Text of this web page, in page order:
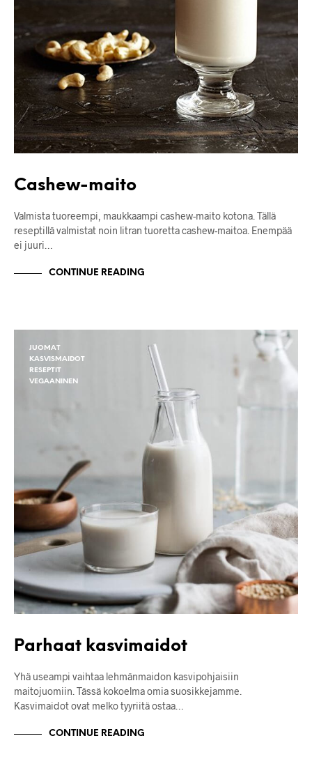
Cashew-maito
Valmista tuoreempi, maukkaampi cashew-maito kotona. Tällä
reseptillä valmistat noin litran tuoretta cashew-maitoa. Enempää
ei juuri…
CONTINUE READING
JUOMAT
KASVISMAIDOT
RESEPTIT
VEGAANINEN
Parhaat kasvimaidot
Yhä useampi vaihtaa lehmänmaidon kasvipohjaisiin
maitojuomiin. Tässä kokoelma omia suosikkejamme.
Kasvimaidot ovat melko tyyriitä ostaa…
CONTINUE READING